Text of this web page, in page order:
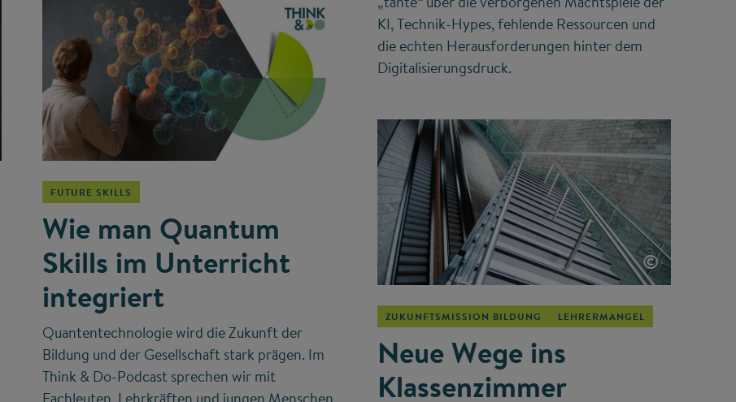
KI, Technik-Hypes, fehlende Ressourcen und
die echten Herausforderungen hinter dem
Digitalisierungsdruck.
FUTURE SKILLS
Wie man Quantum
Skills im Unterricht
integriert
Quantentechnologie wird die Zukunft der
Bildung und der Gesellschaft stark prägen. Im
Think & Do-Podcast sprechen wir mit
©
ZUKUNFTSMISSION BILDUNG LEHRERMANGEL
Neue Wege ins
Klassenzimmer